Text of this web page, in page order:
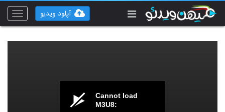
Toggle
آپلود ویدیو
Cannot load
M3U8: